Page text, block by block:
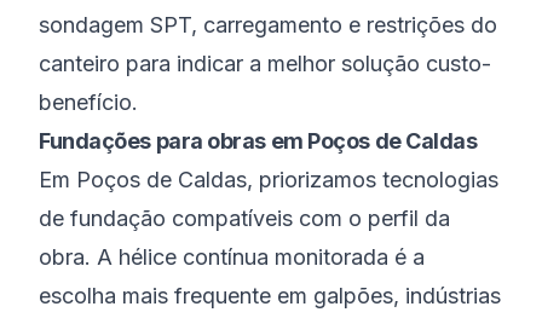
sondagem SPT, carregamento e restrições do
canteiro para indicar a melhor solução custo-
benefício.
Fundações para obras em Poços de Caldas
Em Poços de Caldas, priorizamos tecnologias
de fundação compatíveis com o perfil da
obra. A hélice contínua monitorada é a
escolha mais frequente em galpões, indústrias